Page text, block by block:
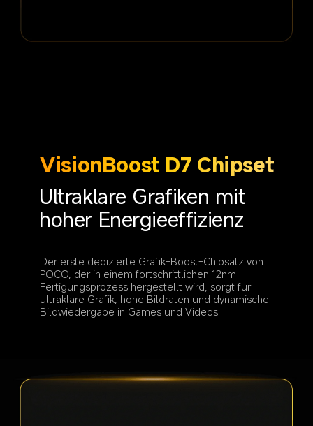
VisionBoost D7 Chipset
Ultraklare Grafiken mit
hoher Energieeffizienz
Der erste dedizierte Grafik-Boost-Chipsatz von
POCO, der in einem fortschrittlichen 12nm
Fertigungsprozess hergestellt wird, sorgt für
ultraklare Grafik, hohe Bildraten und dynamische